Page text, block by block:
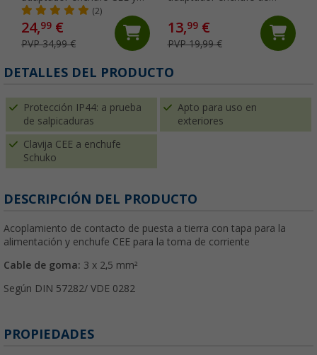
acoplamiento angular con
acoplamiento CEE y
acoplamiento de contacto
de puesta a tierra 5m
(2)
24,99 €
PVP 34,99 €
y acoplamiento acodado
con acoplamiento CEE y
acoplamiento de contacto
13,99€
PVP 19,99 €
DETALLES DEL PRODUCTO
Protección IP44: a prueba
de salpicaduras
Apto para uso en
exteriores
Clavija CEE a enchufe
Schuko
DESCRIPCIÓN DEL PRODUCTO
Acoplamiento de contacto de puesta a tierra con tapa para la
alimentación y enchufe CEE para la toma de corriente
Cable de goma: 3 x 2,5 mm²
Según DIN 57282/ VDE 0282
PROPIEDADES